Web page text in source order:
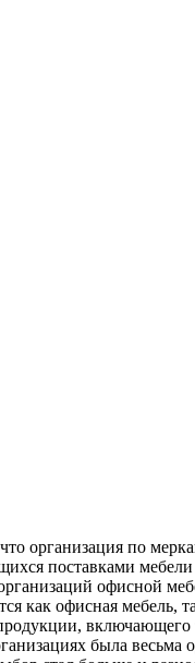
организация по
поставками
офисной
как офисная мебель,
была